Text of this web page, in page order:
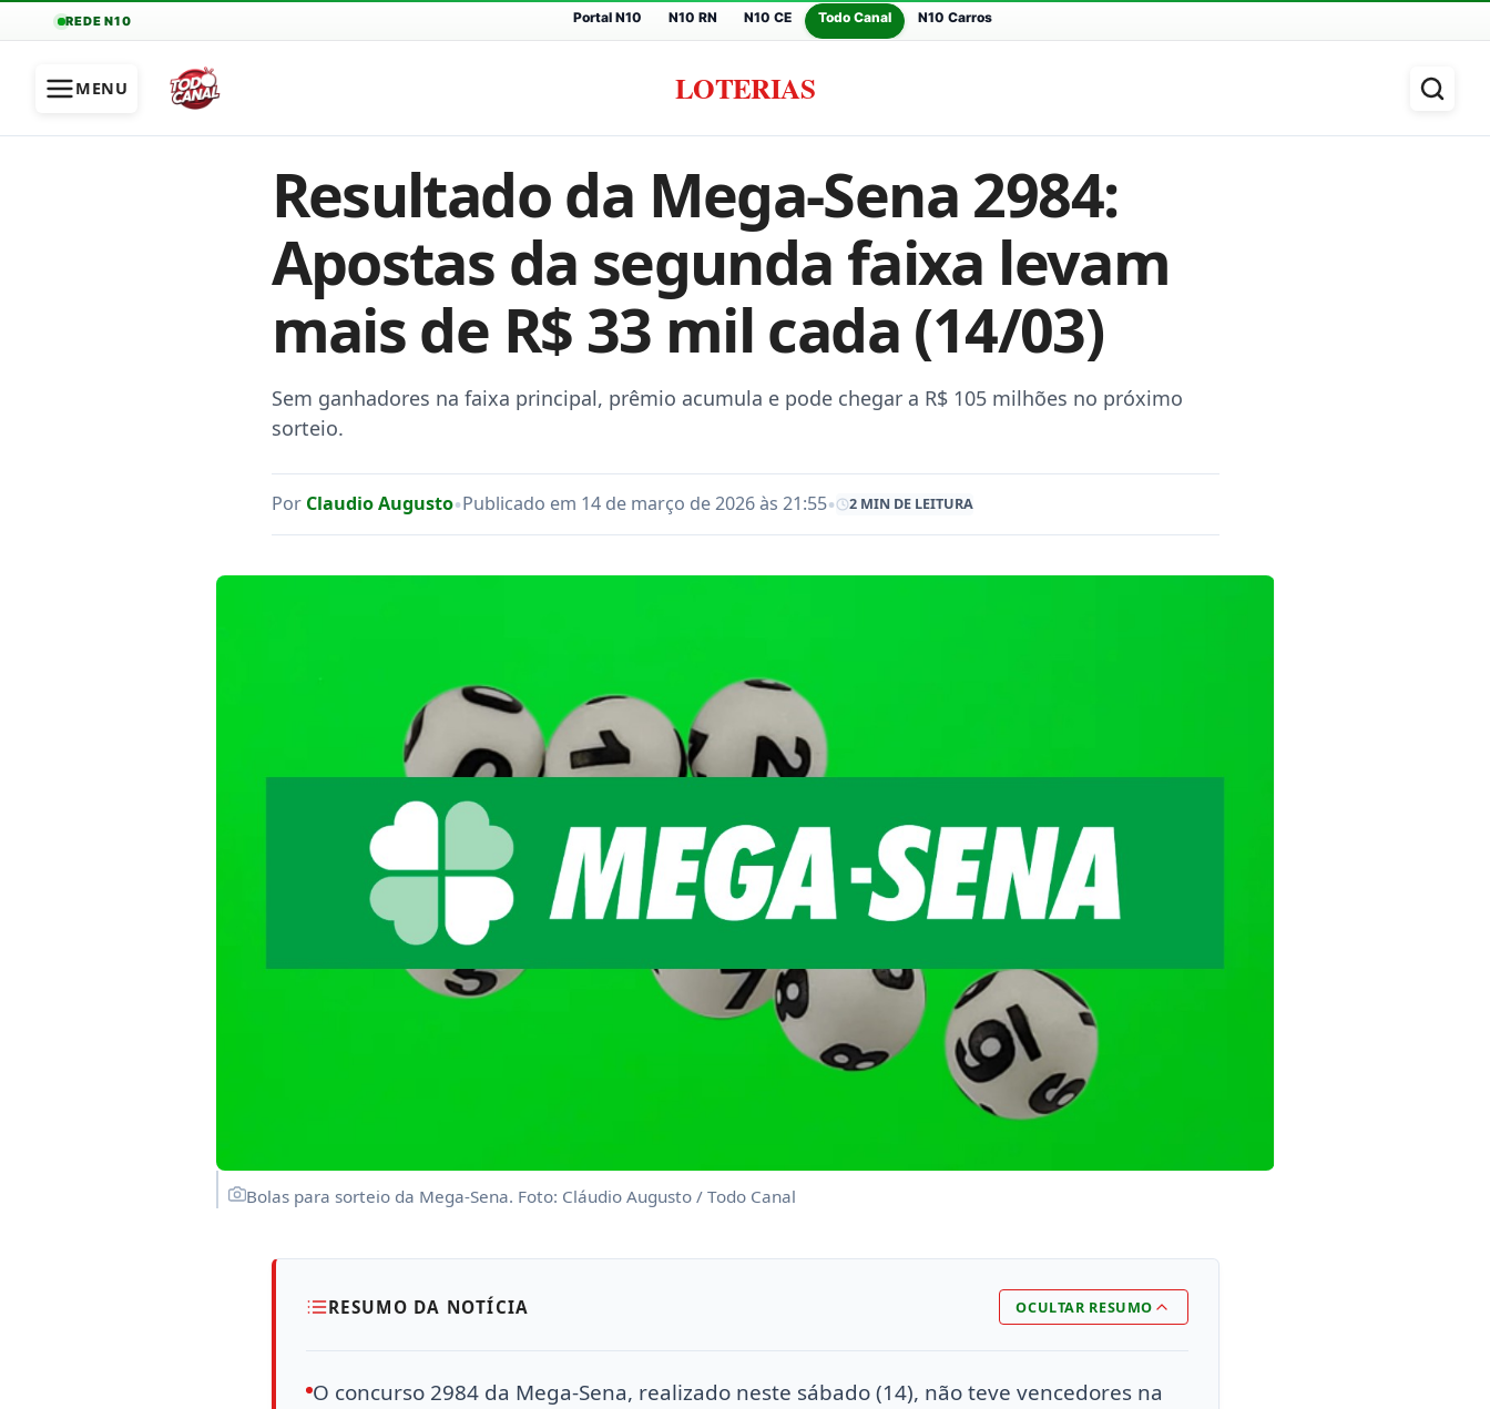
REDE N10 Portal N10 N10 RN N10 CE Todo Canal N10 Carros
MENU LOTERIAS
Resultado da Mega-Sena 2984:
Apostas da segunda faixa levam
mais de R$ 33 mil cada (14/03)
Sem ganhadores na faixa principal, prêmio acumula e pode chegar a R$ 105 milhões no próximo
sorteio.
Por Claudio Augusto•Publicado em 14 de março de 2026 às 21:55• 2 MIN DE LEITURA
Bolas para sorteio da Mega-Sena. Foto: Cláudio Augusto / Todo Canal
RESUMO DA NOTÍCIA OCULTAR RESUMO
O concurso 2984 da Mega-Sena, realizado neste sábado (14), não teve vencedores na